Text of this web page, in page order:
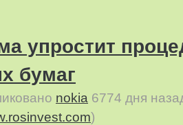
упростит
бумаг
nokia 6774 дня
)